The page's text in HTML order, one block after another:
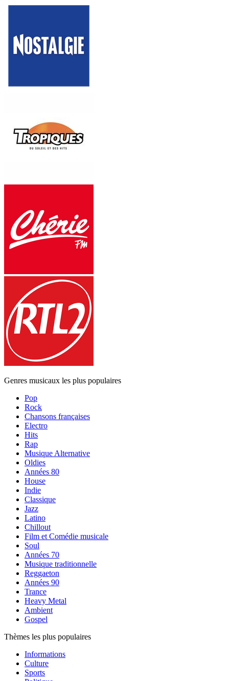
Genres musicaux les plus populaires
Pop
Rock
Chansons françaises
Electro
Hits
Rap
Musique Alternative
Oldies
Années 80
House
Indie
Classique
Jazz
Latino
Chillout
Film et Comédie musicale
Soul
Années 70
Musique traditionnelle
Reggaeton
Années 90
Trance
Heavy Metal
Ambient
Gospel
Thèmes les plus populaires
Informations
Culture
Sports